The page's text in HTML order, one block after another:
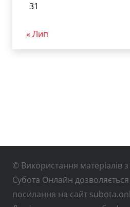
31
« Лип
© Використання матеріалів
Субота Онлайн
посилання на сайт